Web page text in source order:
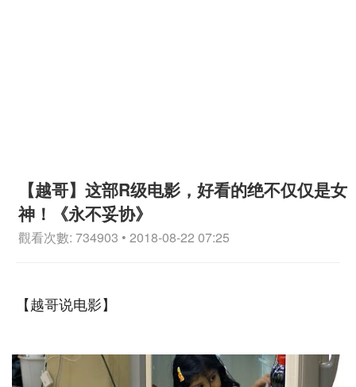
【越哥】这部R级电影，好看的绝不仅仅是女
神！《永不妥协》
觀看次數: 734903 • 2018-08-22 07:25
【越哥说电影】